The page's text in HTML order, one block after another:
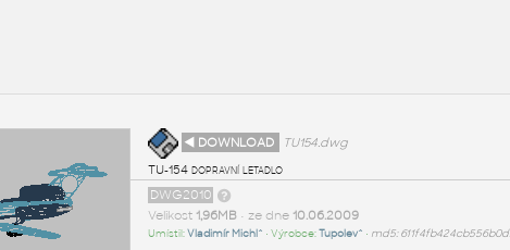
◄ DOWNLOAD
TU154.dwg
TU-154 dopravní letadlo
DWG2010
Velikost 1,96MB• ze dne 10.06.2009
Umístil:Vladimír Michl^ • Výrobce:Tupolev^ • md5: